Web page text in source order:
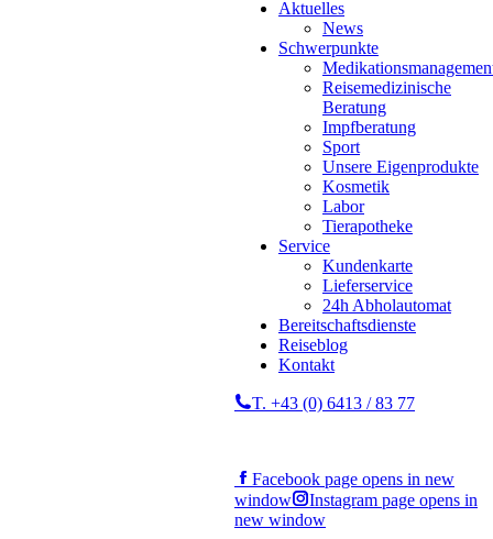
Aktuelles
News
Schwerpunkte
Reisemedizinische
Beratung
Impfberatung
Sport
Unsere Eigenprodukte
Kosmetik
Labor
Tierapotheke
Service
Kundenkarte
Lieferservice
24h Abholautomat
Bereitschaftsdienste
Reiseblog
Kontakt
T. +43 (0) 6413 / 83 77
Facebook page opens in new
window
Instagram page opens in
new window